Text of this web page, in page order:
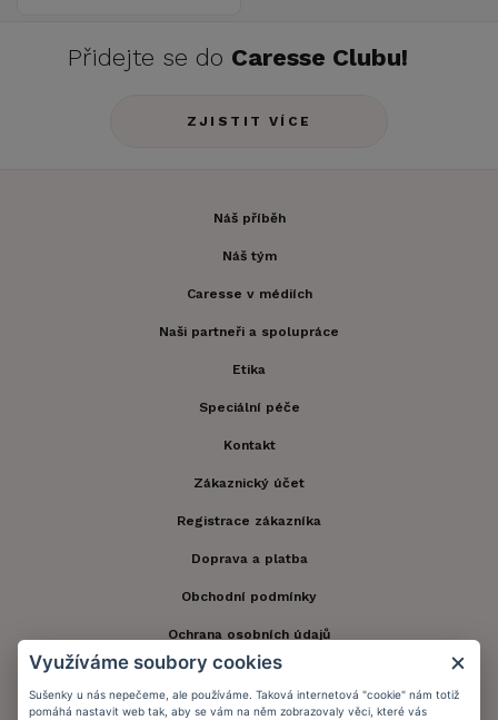
Přidejte se do Caresse Clubu!
ZJISTIT VÍCE
Náš příběh
Náš tým
Caresse v médiích
Naši partneři a spolupráce
Etika
Speciální péče
Kontakt
Zákaznický účet
Registrace zákazníka
Doprava a platba
Obchodní podmínky
Ochrana osobních údajů
Informační memorandum
Využíváme soubory cookies
Sušenky u nás nepečeme, ale používáme. Taková internetová "cookie" nám totiž
pomáhá nastavit web tak, aby se vám na něm zobrazovaly věci, které vás